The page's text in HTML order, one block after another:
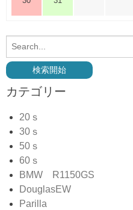
カテゴリー
20ｓ
30ｓ
50ｓ
60ｓ
BMW R1150GS
DouglasEW
Parilla